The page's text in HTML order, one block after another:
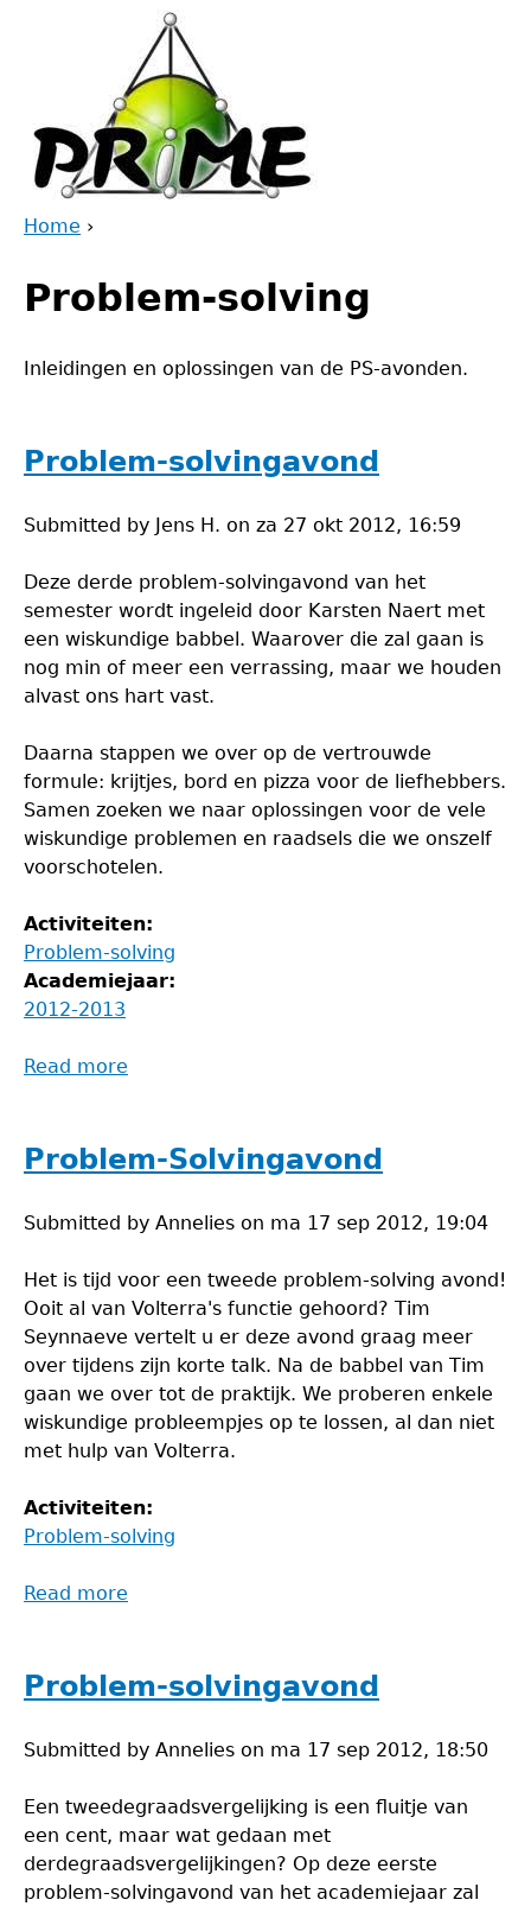
are
Home ›
to
top
Problem-solving
Inleidingen en oplossingen van de PS-avonden.
Problem-solvingavond
Submitted by Jens H. on za 27 okt 2012, 16:59
Deze derde problem-solvingavond van het
semester wordt ingeleid door Karsten Naert met
een wiskundige babbel. Waarover die zal gaan is
nog min of meer een verrassing, maar we houden
alvast ons hart vast.
Daarna stappen we over op de vertrouwde
formule: krijtjes, bord en pizza voor de liefhebbers.
Samen zoeken we naar oplossingen voor de vele
wiskundige problemen en raadsels die we onszelf
voorschotelen.
Activiteiten:
Problem-solving
Academiejaar:
2012-2013
Read more
Problem-Solvingavond
Submitted by Annelies on ma 17 sep 2012, 19:04
Het is tijd voor een tweede problem-solving avond!
Ooit al van Volterra's functie gehoord? Tim
Seynnaeve vertelt u er deze avond graag meer
over tijdens zijn korte talk. Na de babbel van Tim
gaan we over tot de praktijk. We proberen enkele
wiskundige probleempjes op te lossen, al dan niet
met hulp van Volterra.
Activiteiten:
Problem-solving
Read more
Problem-solvingavond
Submitted by Annelies on ma 17 sep 2012, 18:50
Een tweedegraadsvergelijking is een fluitje van
een cent, maar wat gedaan met
derdegraadsvergelijkingen? Op deze eerste
problem-solvingavond van het academiejaar zal